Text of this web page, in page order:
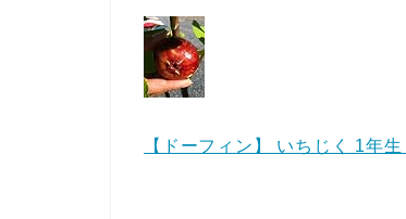
【ドーフィン】 いちじく 1年